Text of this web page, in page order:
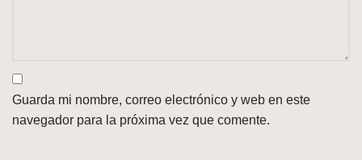
Guarda mi nombre, correo electrónico y web en este
navegador para la próxima vez que comente.